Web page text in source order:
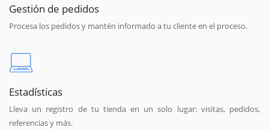
Gestión de pedidos
Procesa los pedidos y mantén informado a tu cliente en el proceso.
Estadísticas
Lleva un registro de tu tienda en un solo lugar: visitas, pedidos,
referencias y más.